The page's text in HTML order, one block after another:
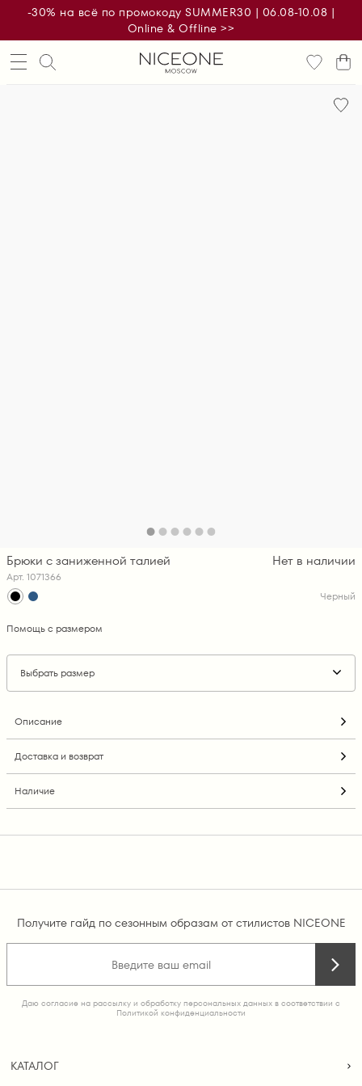
-30% на всё по промокоду SUMMER30 | 06.08-10.08 |
Online & Offline >>
Брюки с заниженной талией
Арт. 1071366
Нет в наличии
Черный
Помощь с размером
Выбрать размер
Описание
Доставка и возврат
Наличие
Получите гайд по сезонным образам от стилистов NICEONE
Даю согласие на рассылку и обработку персональных данных в соответствии с
Политикой конфиденциальности
КАТАЛОГ